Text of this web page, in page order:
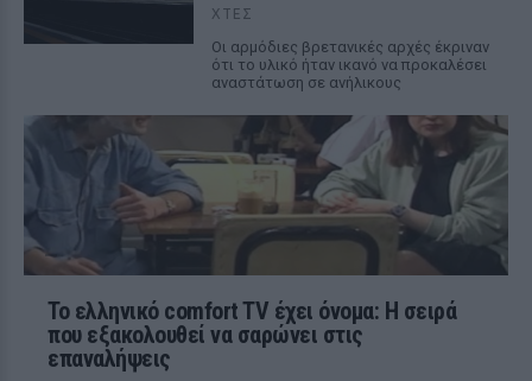
ΧΤΕΣ
Οι αρμόδιες βρετανικές αρχές έκριναν
ότι το υλικό ήταν ικανό να προκαλέσει
αναστάτωση σε ανήλικους
Το ελληνικό comfort TV έχει όνομα: Η σειρά
που εξακολουθεί να σαρώνει στις
επαναλήψεις